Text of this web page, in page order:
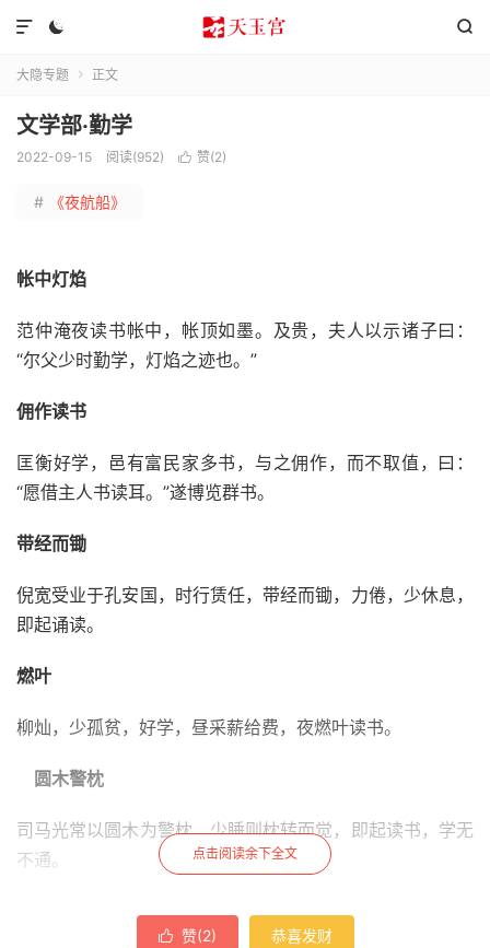
 

大隐专题  正文
文学部·勤学
2022-09-15 阅读(952)  赞(2)
# 《夜航船》
帐中灯焰
范仲淹夜读书帐中，帐顶如墨。及贵，夫人以示诸子曰：
“尔父少时勤学，灯焰之迹也。”
佣作读书
匡衡好学，邑有富民家多书，与之佣作，而不取值，曰：
“愿借主人书读耳。”遂博览群书。
带经而锄
倪宽受业于孔安国，时行赁任，带经而锄，力倦，少休息，
即起诵读。
燃叶
柳灿，少孤贫，好学，昼采薪给费，夜燃叶读书。
圆木警枕
司马光常以圆木为警枕，少睡则枕转而觉，即起读书，学无
不通。
点击阅读余下全文
 赞(2) 恭喜发财